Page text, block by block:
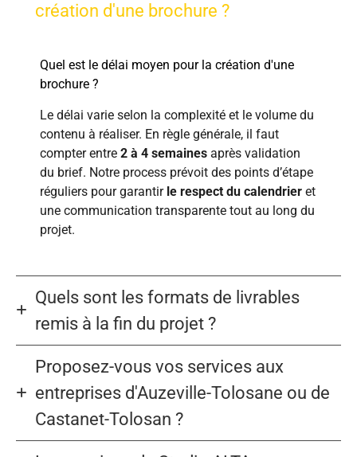
création d'une brochure ?
Quel est le délai moyen pour la création d'une
brochure ?
Le délai varie selon la complexité et le volume du
contenu à réaliser. En règle générale, il faut
compter entre 2 à 4 semaines après validation
du brief. Notre process prévoit des points d’étape
réguliers pour garantir le respect du calendrier et
une communication transparente tout au long du
projet.
Quels sont les formats de livrables
remis à la fin du projet ?
Proposez-vous vos services aux
entreprises d'Auzeville-Tolosane ou de
Castanet-Tolosan ?